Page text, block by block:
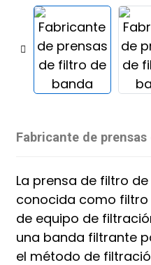
Fabricante de
La prensa de filtro
conocida como filtro
de equipo de
una banda filtrante
el método de